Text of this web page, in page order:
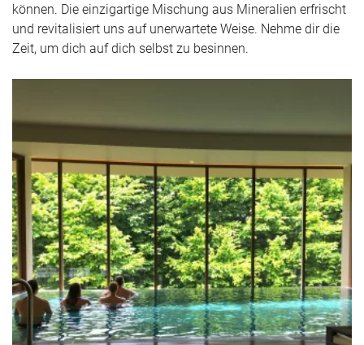
können. Die einzigartige Mischung aus Mineralien erfrischt
und revitalisiert uns auf unerwartete Weise. Nehme dir die
Zeit, um dich auf dich selbst zu besinnen.